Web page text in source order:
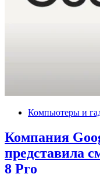
Компьютеры и
Компания
представила
8 Pro